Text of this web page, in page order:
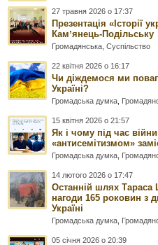
27 травня 2026 о 17:37
Презентація «Історії
Камʼянець-Подільську
Громадянська ,Суспільство
22 квітня 2026 о 16:17
Чи діждемося ми
Україні?
Громадська думка
15 квітня 2026 о 21:57
Як і чому під час
«антисемітизмом»
Громадська думка
14 лютого 2026 о 17:47
Останній шлях Тараса
нагоди 165 роковин з
Україні
Громадська думка
05 січня 2026 о 20:39